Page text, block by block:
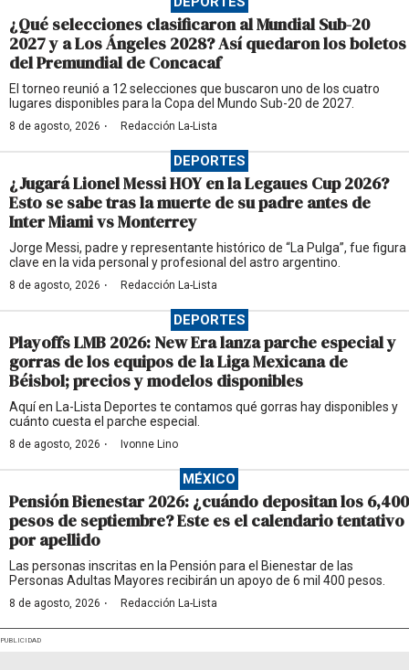
¿Qué selecciones clasificaron al Mundial Sub-20
2027 y a Los Ángeles 2028? Así quedaron los boletos
del Premundial de Concacaf
El torneo reunió a 12 selecciones que buscaron uno de los cuatro
lugares disponibles para la Copa del Mundo Sub-20 de 2027.
8 de agosto, 2026 · Redacción La-Lista
DEPORTES
¿Jugará Lionel Messi HOY en la Legaues Cup 2026?
Esto se sabe tras la muerte de su padre antes de
Inter Miami vs Monterrey
Jorge Messi, padre y representante histórico de “La Pulga”, fue figura
clave en la vida personal y profesional del astro argentino.
8 de agosto, 2026 · Redacción La-Lista
DEPORTES
Playoffs LMB 2026: New Era lanza parche especial y
gorras de los equipos de la Liga Mexicana de
Béisbol; precios y modelos disponibles
Aquí en La-Lista Deportes te contamos qué gorras hay disponibles y
cuánto cuesta el parche especial.
8 de agosto, 2026 · Ivonne Lino
MÉXICO
Pensión Bienestar 2026: ¿cuándo depositan los 6,400
pesos de septiembre? Este es el calendario tentativo
por apellido
Las personas inscritas en la Pensión para el Bienestar de las
Personas Adultas Mayores recibirán un apoyo de 6 mil 400 pesos.
8 de agosto, 2026 · Redacción La-Lista
PUBLICIDAD